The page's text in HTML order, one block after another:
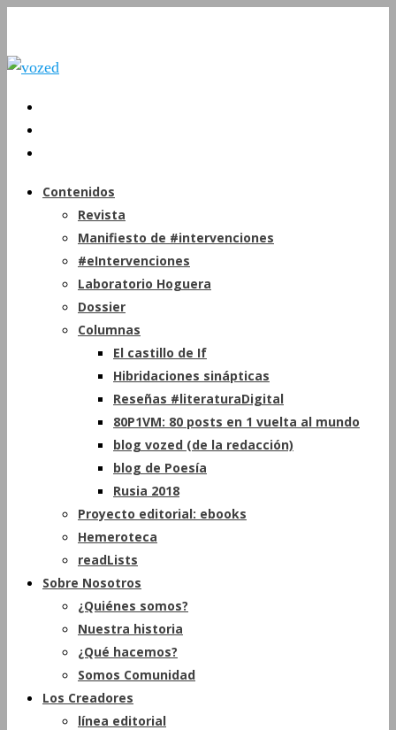
Contenidos
Revista
Manifiesto de #intervenciones
#eIntervenciones
Laboratorio Hoguera
Dossier
Columnas
El castillo de If
Hibridaciones sinápticas
Reseñas #literaturaDigital
80P1VM: 80 posts en 1 vuelta al mundo
blog vozed (de la redacción)
blog de Poesía
Rusia 2018
Proyecto editorial: ebooks
Hemeroteca
readLists
Sobre Nosotros
¿Quiénes somos?
Nuestra historia
¿Qué hacemos?
Somos Comunidad
Los Creadores
línea editorial